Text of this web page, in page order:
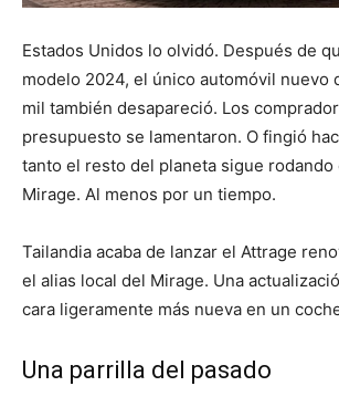
Estados Unidos lo olvidó. Después de
modelo 2024, el único automóvil nuevo
mil también desapareció. Los
presupuesto se lamentaron. O fingió
tanto el resto del planeta sigue
Mirage. Al menos por un tiempo.
Tailandia acaba de lanzar el Attrage
el alias local del Mirage. Una
cara ligeramente más nueva en un
Una parrilla del pasado